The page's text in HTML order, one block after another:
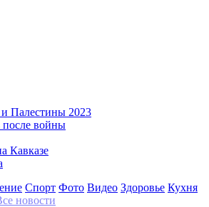
Палестины 2023
войны
Кавказе
Спорт Фото Видео Здоровье Кухня
новости